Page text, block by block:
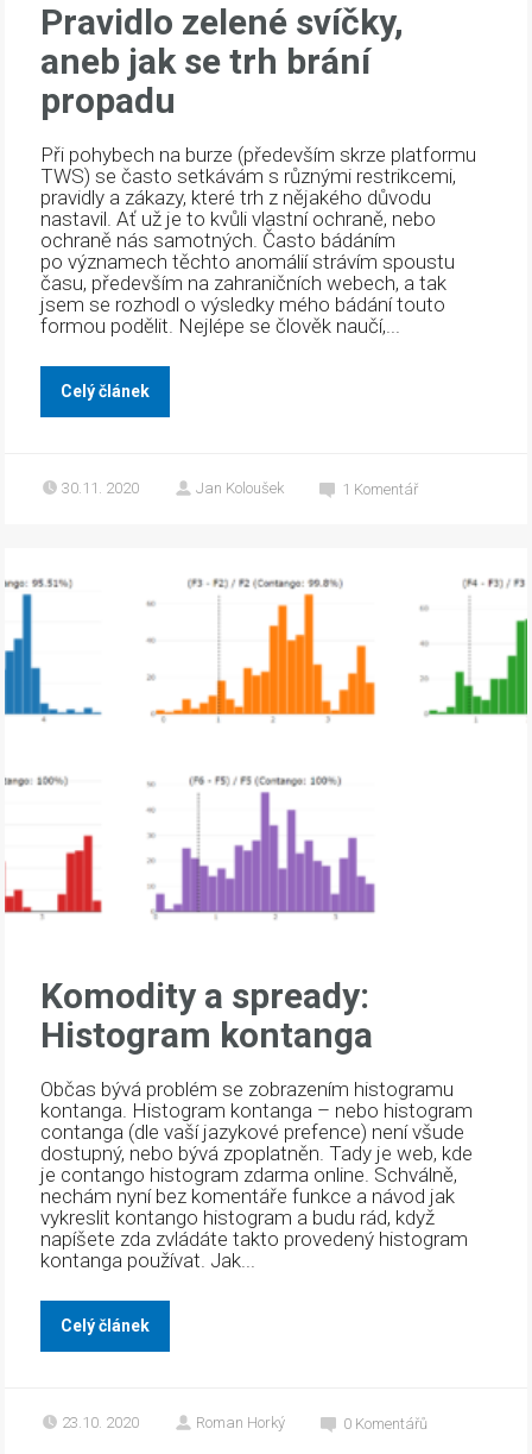
Pravidlo zelené svíčky,
aneb jak se trh brání
propadu
Při pohybech na burze (především skrze platformu
TWS) se často setkávám s různými restrikcemi,
pravidly a zákazy, které trh z nějakého důvodu
nastavil. Ať už je to kvůli vlastní ochraně, nebo
ochraně nás samotných. Často bádáním
po významech těchto anomálií strávím spoustu
času, především na zahraničních webech, a tak
jsem se rozhodl o výsledky mého bádání touto
formou podělit. Nejlépe se člověk naučí,...
Celý článek
30.11. 2020 Jan Koloušek 1 Komentář
Komodity a spready:
Histogram kontanga
Občas bývá problém se zobrazením histogramu
kontanga. Histogram kontanga – nebo histogram
contanga (dle vaší jazykové prefence) není všude
dostupný, nebo bývá zpoplatněn. Tady je web, kde
je contango histogram zdarma online. Schválně,
nechám nyní bez komentáře funkce a návod jak
vykreslit kontango histogram a budu rád, když
napíšete zda zvládáte takto provedený histogram
kontanga používat. Jak...
Celý článek
23.10. 2020 Roman Horký 0 Komentářů